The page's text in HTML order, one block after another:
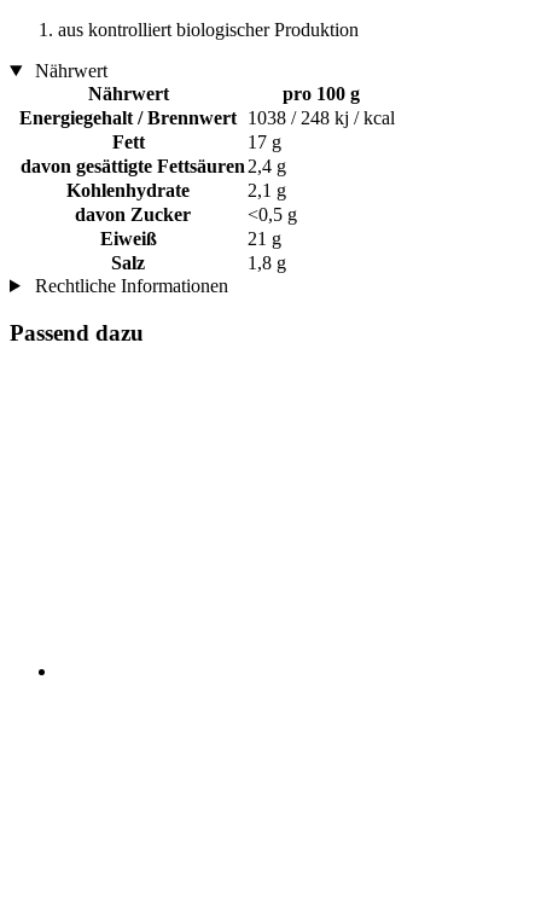
aus kontrolliert biologischer Produktion
Nährwert
Nährwert
pro 100 g
Energiegehalt / Brennwert 1038 / 248 kj / kcal
Fett
17 g
davon gesättigte Fettsäuren 2,4 g
Kohlenhydrate
2,1 g
davon Zucker
<0,5 g
Eiweiß
21 g
Salz
1,8 g
Rechtliche Informationen
Passend dazu